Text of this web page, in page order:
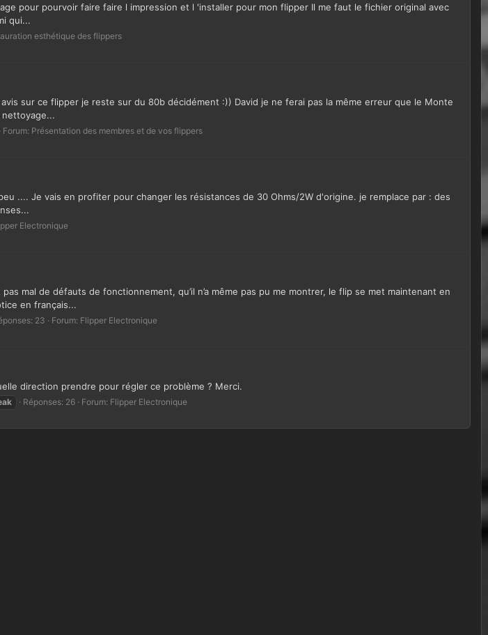
pour pourvoir faire faire l impression et l 'installer pour mon flipper Il me faut le fichier original avec
qui...
esthétique des flippers
sur ce flipper je reste sur du 80b décidément :)) David je ne ferai pas la même erreur que le Monte
Forum: Présentation des membres et de vos flippers
.... Je vais en profiter pour changer les résistances de 30 Ohms/2W d'origine. je remplace par : des
Electronique
mal de défauts de fonctionnement, qu’il n’a même pas pu me montrer, le flip se met maintenant en
en français...
23 Forum: Flipper Electronique
direction prendre pour régler ce problème ? Merci.
Réponses: 26 Forum: Flipper Electronique